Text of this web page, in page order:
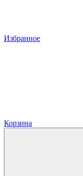
Избранное
Корзина